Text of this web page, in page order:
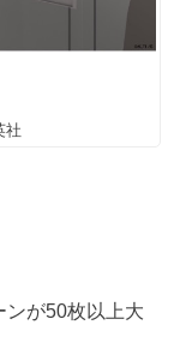
社
ンが50枚以上大